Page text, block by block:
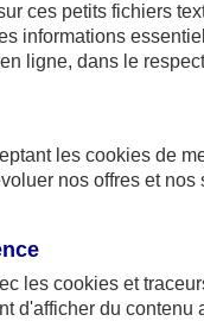
Demander
PRO sur
dans le cadre de
de potentielles difficultés
ou de décès.
ces petits fichiers
informations
ligne, dans le
les cookies de
nos offres et nos
les cookies et
d'afficher du contenu